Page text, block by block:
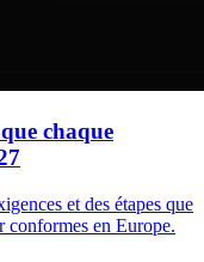
chaque
et des étapes que
conformes en Europe.